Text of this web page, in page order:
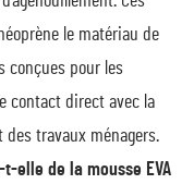
le matériau de
conçues pour les
contact direct avec la
travaux ménagers.
elle de la mousse EVA